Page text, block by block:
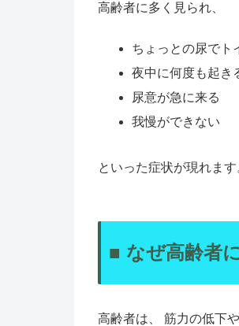
高齢者に多く見られ、
ちょっとの尿でト
夜中に何度も起き
尿意が急に来る
我慢ができない
といった症状が現れます
■ なぜ高齢者
高齢者は、 筋力の低下